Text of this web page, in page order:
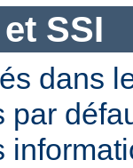
SSI
dans
par